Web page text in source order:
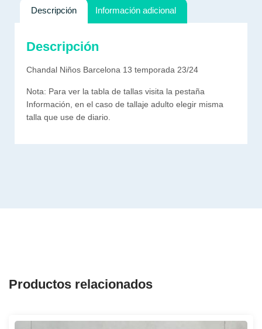
Descripción Información adicional
Descripción
Chandal Niños Barcelona 13 temporada 23/24
Nota: Para ver la tabla de tallas visita la pestaña
Información, en el caso de tallaje adulto elegir misma
talla que use de diario.
Productos relacionados